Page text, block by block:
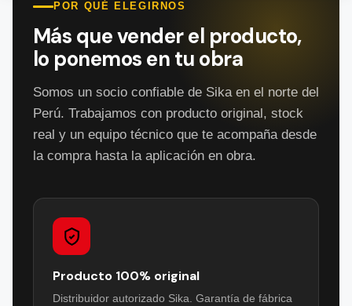
POR QUÉ ELEGIRNOS
Más que vender el producto,
lo ponemos en tu obra
Somos un socio confiable de Sika en el norte del
Perú. Trabajamos con producto original, stock
real y un equipo técnico que te acompaña desde
la compra hasta la aplicación en obra.
Producto 100% original
Distribuidor autorizado Sika. Garantía de fábrica